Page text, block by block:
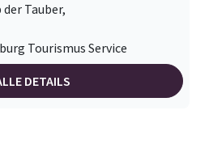
Tauber,
Tourismus Service
DETAILS